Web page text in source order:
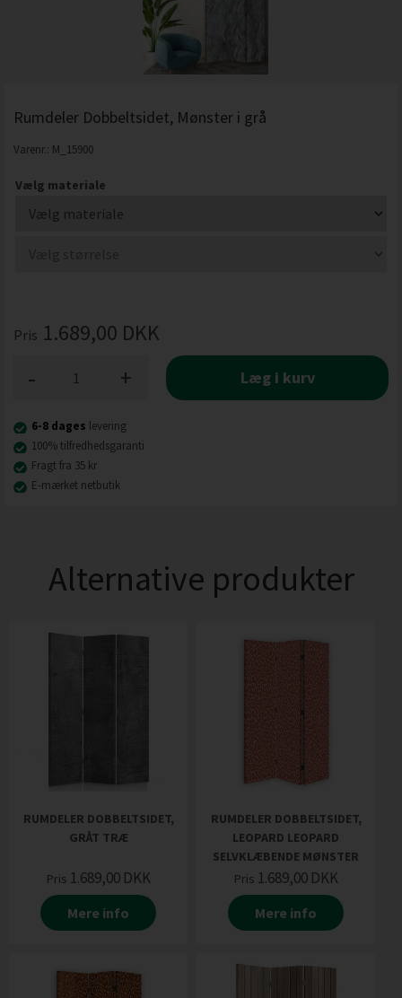
Rumdeler Dobbeltsidet, Mønster i grå
Varenr.: M_15900
Vælg materiale
Pris 1.689,00 DKK
+
- Læg i kurv
6-8 dages levering
100% tilfredhedsgaranti
Fragt fra 35 kr
E-mærket netbutik
Alternative produkter
RUMDELER DOBBELTSIDET,
GRÅT TRÆ
Pris 1.689,00 DKK
Mere info
RUMDELER DOBBELTSIDET,
LEOPARD LEOPARD
SELVKLÆBENDE MØNSTER
Pris 1.689,00 DKK
Mere info